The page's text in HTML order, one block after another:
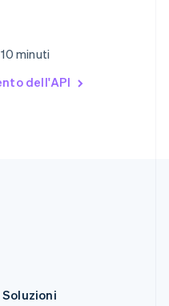
minuti
dell'API
Soluzioni